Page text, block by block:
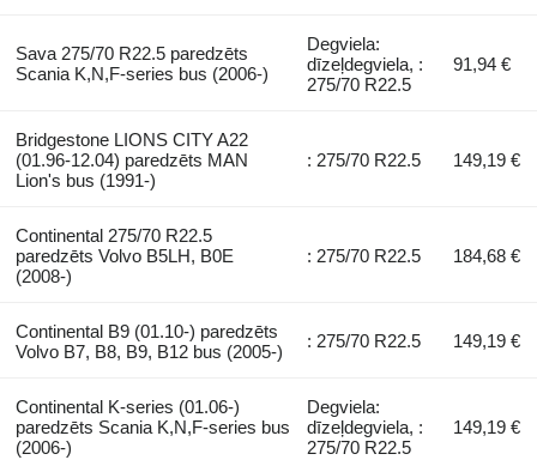
Sava 275/70 R22.5 paredzēts
Scania K,N,F-series bus (2006-)
Degviela:
dīzeļdegviela, :
275/70 R22.5
91,94 €
Bridgestone LIONS CITY A22
(01.96-12.04) paredzēts MAN
Lion's bus (1991-)
: 275/70 R22.5 149,19 €
Continental 275/70 R22.5
paredzēts Volvo B5LH, B0E
(2008-)
: 275/70 R22.5 184,68 €
Continental B9 (01.10-) paredzēts
Volvo B7, B8, B9, B12 bus (2005-)
: 275/70 R22.5 149,19 €
Continental K-series (01.06-)
paredzēts Scania K,N,F-series bus
(2006-)
Degviela:
dīzeļdegviela, :
275/70 R22.5
149,19 €